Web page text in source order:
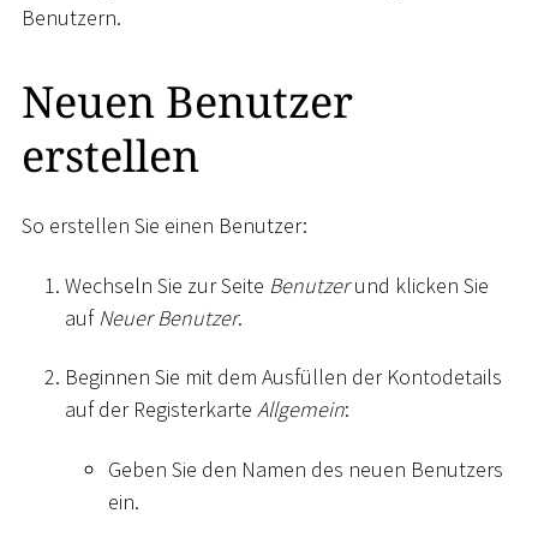
Benutzern.
Neuen Benutzer
erstellen
So erstellen Sie einen Benutzer:
Wechseln Sie zur Seite Benutzerund klicken Sie
aufNeuer Benutzer.
Beginnen Sie mit dem Ausfüllen der Kontodetails
auf der Registerkarte Allgemein:
Geben Sie den Namen des neuen Benutzers
ein.